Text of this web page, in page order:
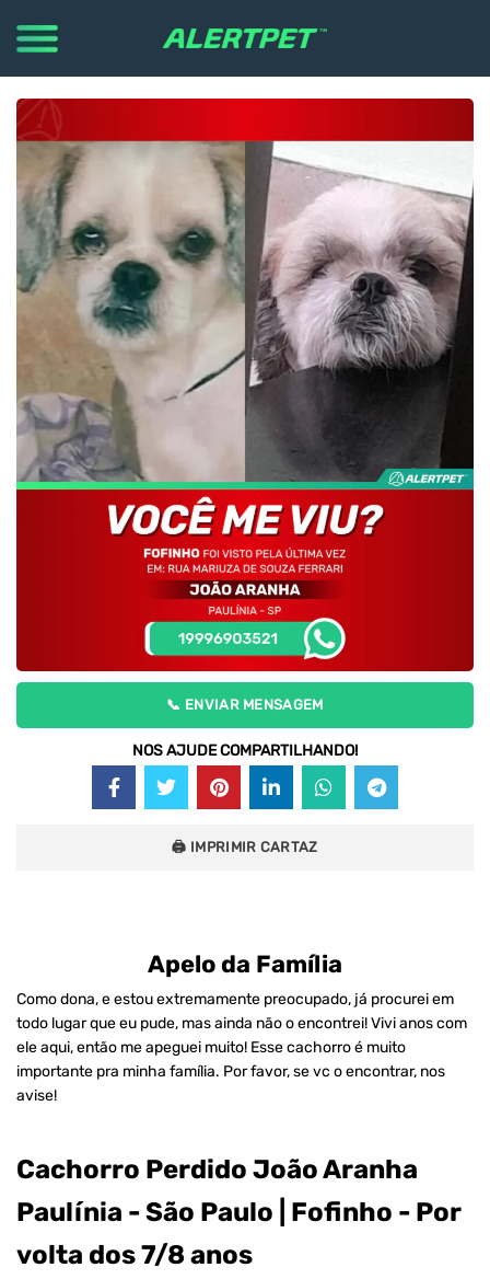
📞 ENVIAR MENSAGEM
NOS AJUDE COMPARTILHANDO!
🖨 IMPRIMIR CARTAZ
Apelo da Família
Como dona, e estou extremamente preocupado, já procurei em
todo lugar que eu pude, mas ainda não o encontrei! Vivi anos com
ele aqui, então me apeguei muito! Esse cachorro é muito
importante pra minha família. Por favor, se vc o encontrar, nos
avise!
Cachorro Perdido João Aranha
Paulínia - São Paulo | Fofinho - Por
volta dos 7/8 anos